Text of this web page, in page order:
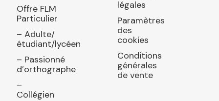
Offre FLM
Particulier
– Adulte/
étudiant/lycéen
– Passionné
d’orthographe
–
Collégien
légales
Paramètres
des
cookies
Conditions
générales
de vente